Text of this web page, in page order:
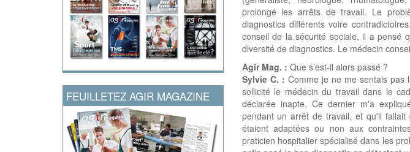
FEUILLETEZ AGIR MAGAZINE
prolongé les arrêts de travail. Le
diagnostics différents voire
conseil de la sécurité sociale, il a pensé
diversité de diagnostics. Le médecin
Agir Mag. : Que s’est-il alors passé ?
Sylvie C. : Comme je ne me sentais pas
sollicité le médecin du travail dans le
déclarée inapte. Ce dernier m'a
pendant un arrêt de travail, et qu'il fallait
étaient adaptées ou non aux
praticien hospitalier spécialisé dans les